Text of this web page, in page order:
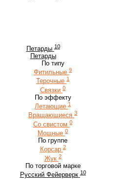
Петарды 10
Петарды
По типу
Фитильные 9
Терочные 1
Связки 0
По эффекту
Летающие 1
Вращающиеся 3
Со свистом 0
Мощные 0
По группе
Корсар 2
Жук 2
По торговой марке
Русский Фейерверк 10